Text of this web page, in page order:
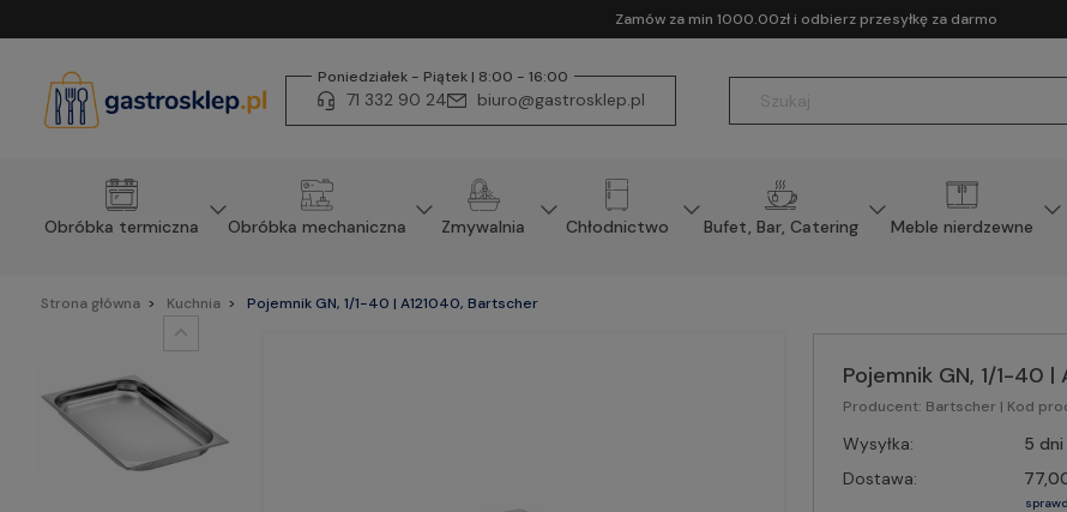
Zamów za min 1000.00zł i odbierz przesyłkę za darmo
Poniedziałek - Piątek | 8:00 - 16:00
71 332 90 24 biuro@gastrosklep.pl
Obróbka termiczna Obróbka mechaniczna Zmywalnia Chłodnictwo Bufet, Bar, Catering Meble nierdzewne
Strona główna Kuchnia Pojemnik GN, 1/1-40 | A121040, Bartscher
Pojemnik GN, 1/1-40 |
Producent: Bartscher | Kod
Wysyłka:
5 dni
Dostawa: